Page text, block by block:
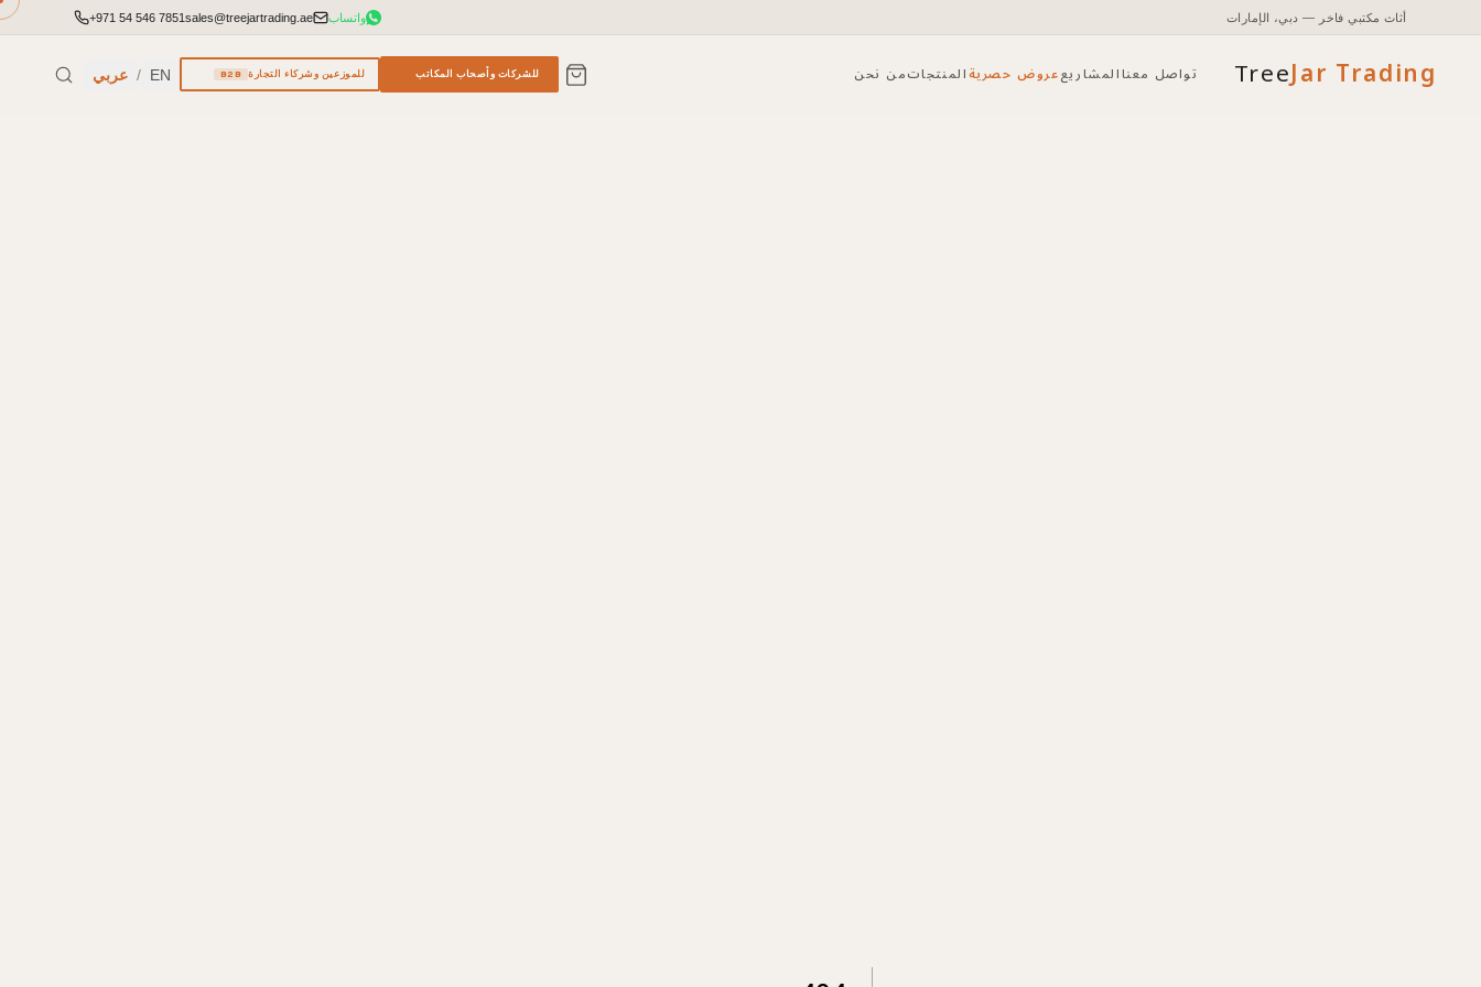
أثاث مكتبي فاخر — دبي، الإمارات +971 54 546 7851sales@treejartrading.ae واتساب
TreeJar Trading من نحنالمنتجاتعروض حصريةالمشاريعتواصل معنا للشركات وأصحاب المكاتب للموزعين وشركاء التجارة B2B
EN
/ عربي